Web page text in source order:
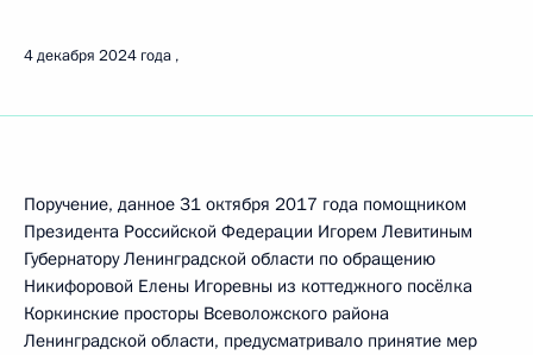
4 декабря 2024 года
Поручение, данное 31 октября 2017 года помощником
Президента Российской Федерации Игорем Левитиным
Губернатору Ленинградской области по обращению
Никифоровой Елены Игоревны из коттеджного посёлка
Коркинские просторы Всеволожского района
Ленинградской области, предусматривало принятие мер